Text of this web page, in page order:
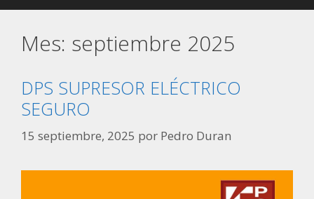
Mes: septiembre 2025
DPS SUPRESOR ELÉCTRICO
SEGURO
15 septiembre, 2025 por Pedro Duran